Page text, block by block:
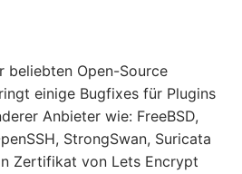
beliebten Open-Source
einige Bugfixes für Plugins
Anbieter wie: FreeBSD,
StrongSwan, Suricata
Zertifikat von Lets Encrypt